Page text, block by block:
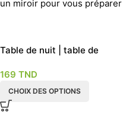
un miroir pour vous
Table de nuit | table de
169 TND
CHOIX DES OPTIONS